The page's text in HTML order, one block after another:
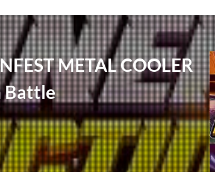
METAL COOLER
Battle